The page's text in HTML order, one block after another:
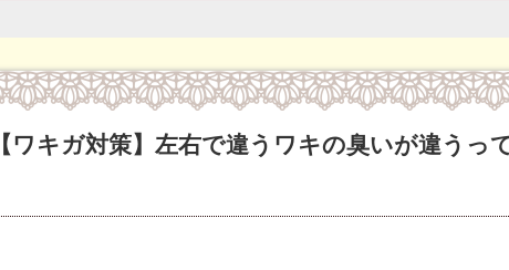
【ワキガ対策】左右で違うワキの臭いが違うっ